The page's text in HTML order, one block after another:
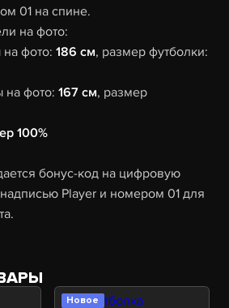
01 на спине.
на фото:
на фото:186 см, размер футболки:
на фото:167 см, размер
100%
бонус-код на цифровую
Player и номером 01 для
Новое